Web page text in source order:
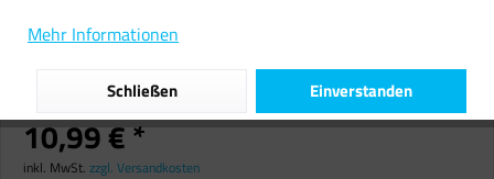
Label Kassette RL-B-D11290
11209 LABELS 62mmx29mm
White/Paper
10,99 € *
inkl. MwSt. zzgl. Versandkosten
Mehr Informationen
Einverstanden
Schließen